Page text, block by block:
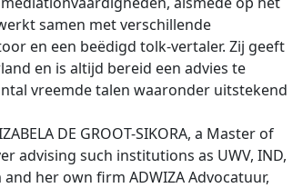
samen met verschillende
en een beëdigd tolk-vertaler. Zij geeft
en is altijd bereid een advies te
vreemde talen waaronder uitstekend
DE GROOT-SIKORA, a Master of
advising such institutions as UWV, IND,
her own firm ADWIZA Advocatuur,